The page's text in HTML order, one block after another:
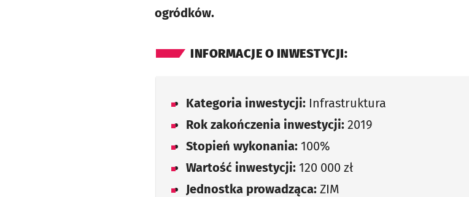
ogródków.
INFORMACJE O INWESTYCJI:
Kategoria inwestycji: Infrastruktura
Rok zakończenia inwestycji: 2019
Stopień wykonania: 100%
Wartość inwestycji: 120 000 zł
Jednostka prowadząca: ZIM